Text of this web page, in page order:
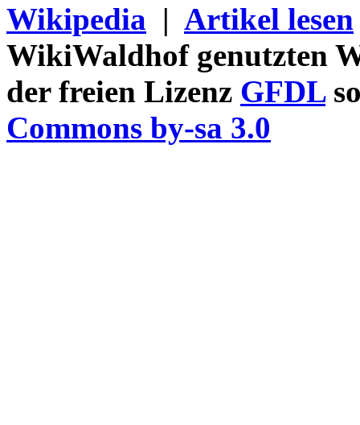
Wikipedia | Artikel lesen
WikiWaldhof genutzten
der freien Lizenz GFDL
Commons by-sa 3.0